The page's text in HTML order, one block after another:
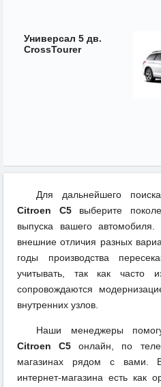
Универсал 5 дв.
CrossTourer
Для дальнейшего
Citroen C5выберите
выпуска вашего
внешние отличия разных
годы производства
учитывать, так как часто
сопровождаются
внутренних узлов.
Наши менеджеры
Citroen C5 онлайн, по
магазинах рядом с вами.
интернет-магазина есть как